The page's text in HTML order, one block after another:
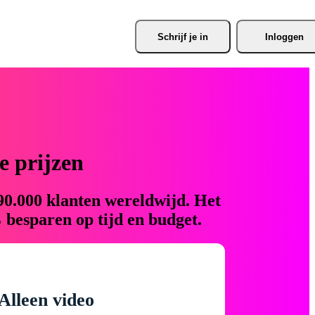
Schrijf je in Inloggen
prijzen
klanten wereldwijd. Het
op tijd en budget.
video